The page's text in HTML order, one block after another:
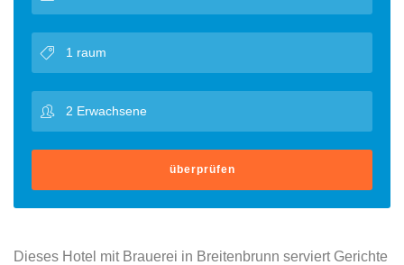
überprüfen
Dieses Hotel mit Brauerei in Breitenbrunn serviert Gerichte